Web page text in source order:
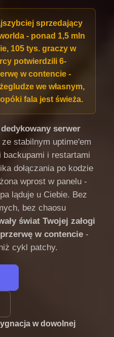
sprzedający
- ponad 1,5 mln
105 tys. graczy w
potwierdzili 6-
w contencie -
we własnym,
fala jest świeża.
dedykowany serwer
stabilnym uptime'em
backupami i restartami
dołączania po kodzie
wprost w panelu -
ląduje u Ciebie. Bez
bez chaosu
świat Twojej załogi
w contencie -
cykl patchy.
w dowolnej